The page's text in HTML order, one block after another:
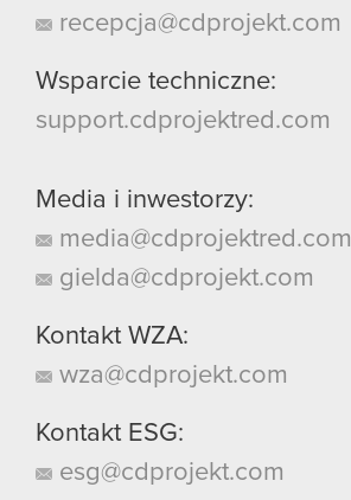
recepcja@cdprojekt.com
Wsparcie techniczne:
support.cdprojektred.com
Media i inwestorzy:
media@cdprojektred.com
gielda@cdprojekt.com
Kontakt WZA:
wza@cdprojekt.com
Kontakt ESG:
esg@cdprojekt.com